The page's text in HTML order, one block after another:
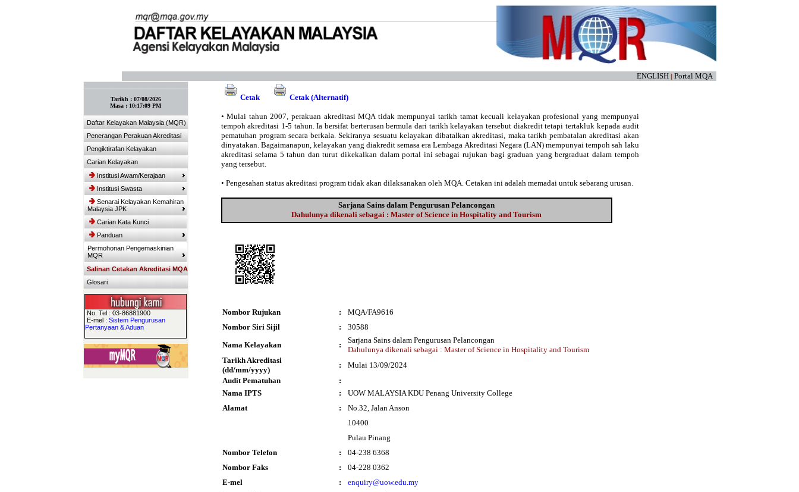
ENGLISH | Portal MQA
Tarikh : 07/08/2026
Masa : 10:17:09 PM
Daftar Kelayakan Malaysia (MQR)
Penerangan Perakuan Akreditasi
Pengiktirafan Kelayakan
Carian Kelayakan
Institusi Awam/Kerajaan
Institusi Swasta
Senarai Kelayakan Kemahiran
Malaysia JPK
Carian Kata Kunci
Panduan
Permohonan Pengemaskinian
MQR
Salinan Cetakan Akreditasi MQA
Glosari
No. Tel : 03-86881900
E-mel : Sistem Pengurusan
Pertanyaan & Aduan
Cetak Cetak (Alternatif)
• Mulai tahun 2007, perakuan akreditasi MQA tidak mempunyai tarikh tamat kecuali kelayakan profesional yang mempunyai
tempoh akreditasi 1-5 tahun. Ia bersifat berterusan bermula dari tarikh kelayakan tersebut diakredit tetapi tertakluk kepada audit
pematuhan program secara berkala. Sekiranya sesuatu kelayakan dibatalkan akreditasi, maka tarikh pembatalan akreditasi akan
dinyatakan. Bagaimanapun, kelayakan yang diakredit semasa era Lembaga Akreditasi Negara (LAN) mempunyai tempoh sah laku
akreditasi selama 5 tahun dan turut dikekalkan dalam portal ini sebagai rujukan bagi graduan yang bergraduat dalam tempoh
yang tersebut.
• Pengesahan status akreditasi program tidak akan dilaksanakan oleh MQA. Cetakan ini adalah memadai untuk sebarang urusan.
Sarjana Sains dalam Pengurusan Pelancongan
Dahulunya dikenali sebagai : Master of Science in Hospitality and Tourism
Nombor Rujukan :
MQA/FA9616
Nombor Siri Sijil
:
30588
Nama Kelayakan
:
Sarjana Sains dalam Pengurusan Pelancongan
Dahulunya dikenali sebagai : Master of Science in Hospitality and Tourism
Tarikh Akreditasi
(dd/mm/yyyy)
:
Mulai 13/09/2024
Audit Pematuhan
:
Nama IPTS
:
UOW MALAYSIA KDU Penang University College
Alamat
:
No.32, Jalan Anson
10400
Pulau Pinang
Nombor Telefon
:
04-238 6368
Nombor Faks
:
04-228 0362
E-mel
:
enquiry@uow.edu.my